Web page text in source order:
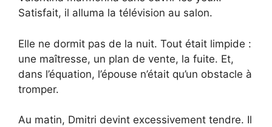
Satisfait, il alluma la télévision au salon.
Elle ne dormit pas de la nuit. Tout était limpide :
une maîtresse, un plan de vente, la fuite. Et,
dans l’équation, l’épouse n’était qu’un obstacle à
tromper.
Au matin, Dmitri devint excessivement tendre. Il